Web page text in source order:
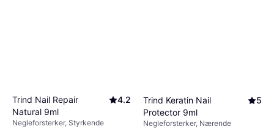
Trind Nail Repair
Natural 9ml
4.2
Negleforsterker, Styrkende
Trind Keratin Nail
Protector 9ml
5
Negleforsterker, Nærende